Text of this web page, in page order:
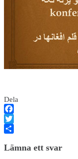
Dela
Facebook
Twitter
Lämna ett svar